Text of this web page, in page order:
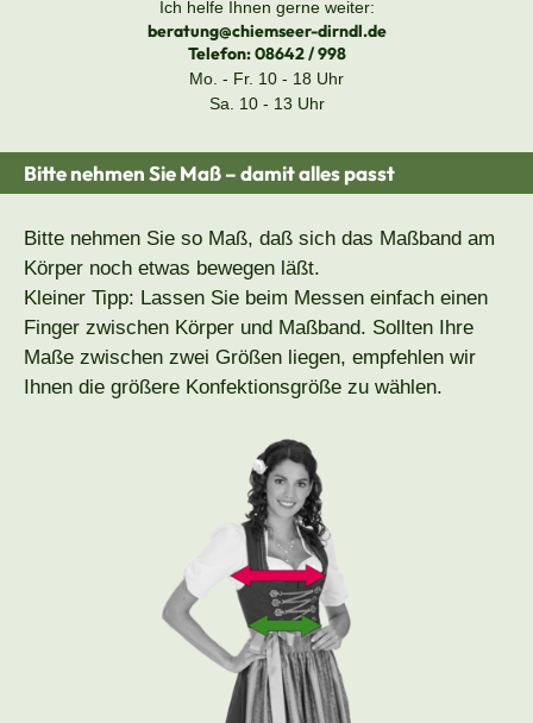
Ich helfe Ihnen gerne weiter:
beratung@chiemseer-dirndl.de
Telefon:08642 / 998
Mo. - Fr. 10 - 18 Uhr
Sa. 10 - 13 Uhr
Bitte nehmen Sie Maß – damit alles passt
Bitte nehmen Sie so Maß, daß sich das Maßband am
Körper noch etwas bewegen läßt.
Kleiner Tipp: Lassen Sie beim Messen einfach einen
Finger zwischen Körper und Maßband. Sollten Ihre
Maße zwischen zwei Größen liegen, empfehlen wir
Ihnen die größere Konfektionsgröße zu wählen.